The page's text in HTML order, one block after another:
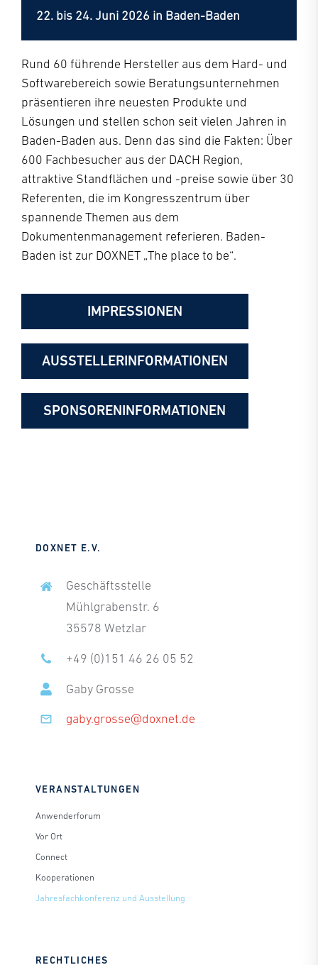
22. bis 24. Juni 2026 in Baden-Baden
Rund 60 führende Hersteller aus dem Hard- und
Softwarebereich sowie Beratungsunternehmen
präsentieren ihre neuesten Produkte und
Lösungen und stellen schon seit vielen Jahren in
Baden-Baden aus. Denn das sind die Fakten: Über
600 Fachbesucher aus der DACH Region,
attraktive Standflächen und -preise sowie über 30
Referenten, die im Kongresszentrum über
spannende Themen aus dem
Dokumentenmanagement referieren. Baden-
Baden ist zur DOXNET „The place to be“.
IMPRESSIONEN
AUSSTELLERINFORMATIONEN
SPONSORENINFORMATIONEN
DOXNET E.V.
Geschäftsstelle
Mühlgrabenstr. 6
35578 Wetzlar
+49 (0)151 46 26 05 52
Gaby Grosse
gaby.grosse@doxnet.de
VERANSTALTUNGEN
Anwenderforum
Vor Ort
Connect
Kooperationen
Jahresfachkonferenz und Ausstellung
RECHTLICHES